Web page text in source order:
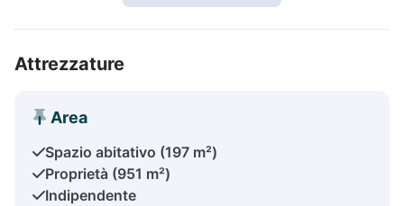
Attrezzature
Area
Spazio abitativo (197 m²)
Proprietà (951 m²)
Indipendente